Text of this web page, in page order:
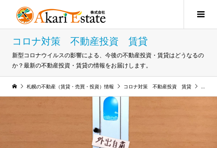
コロナ対策 不動産投資 賃貸
新型コロナウイルスの影響による、今後の不動産投資・賃貸はどうなるの
か？最新の不動産投資・賃貸の情報をお届けします。
札幌の不動産（賃貸・売買・投資）情報 コロナ対策 不動産投資 賃貸 コロナ